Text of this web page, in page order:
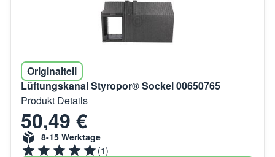
Originalteil
Lüftungskanal Styropor® Sockel 00650765
Produkt Details
50,49 €
8-15 Werktage
(1)